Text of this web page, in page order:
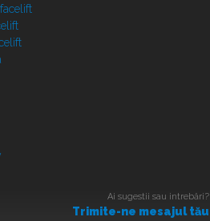
Ai sugestii sau intrebări?
Trimite-ne mesajul tău